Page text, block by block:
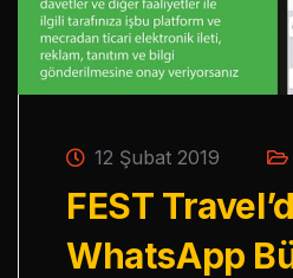
12 Şubat 2019
FEST
WhatsApp